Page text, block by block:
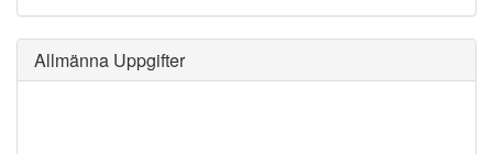
Allmänna Uppgifter